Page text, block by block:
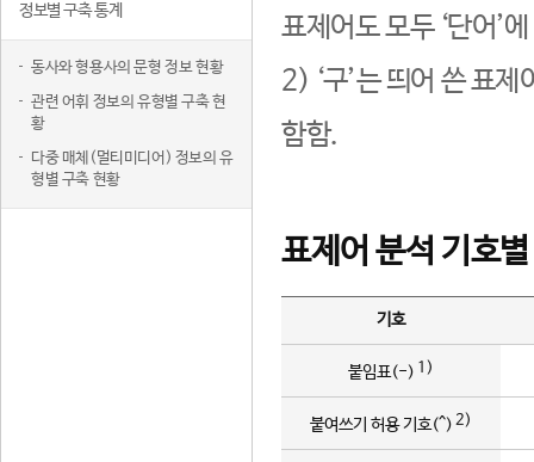
정보별 구축 통계
동사와 형용사의 문형 정보 현황
관련 어휘 정보의 유형별 구축 현
황
다중 매체(멀티미디어) 정보의 유
형별 구축 현황
표제어도 모두 ‘단어’
2) ‘구’는 띄어 쓴 표
함함.
표제어 분석 기호
기호
붙임표(-) 1)
붙여쓰기 허용 기호(^) 2)